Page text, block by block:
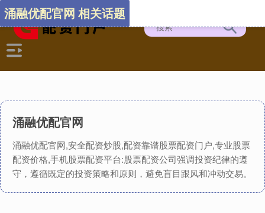
涌融优配官网
涌融优配官网,安全配资炒股,配资靠谱股票配资门户,专业股票
配资价格,手机股票配资平台:股票配资公司强调投资纪律的遵
守，遵循既定的投资策略和原则，避免盲目跟风和冲动交易。
涌融优配官网 相关话题